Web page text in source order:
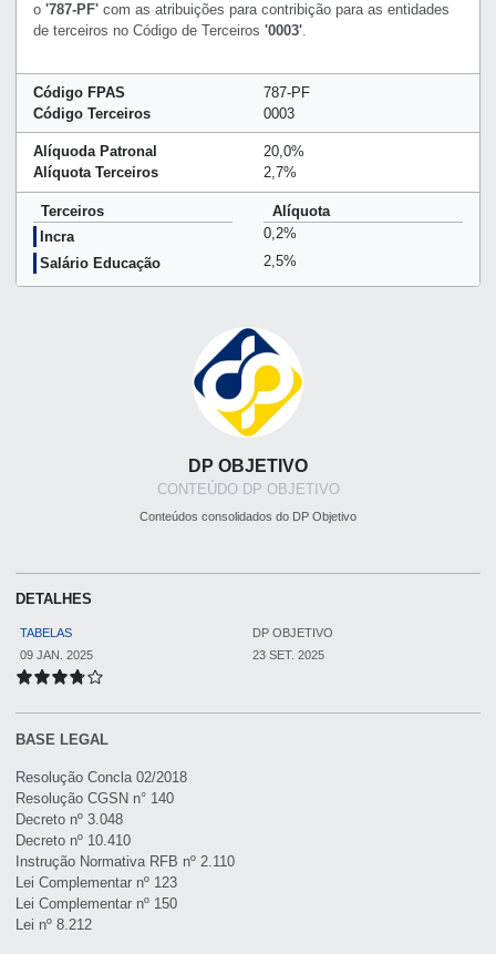
DP OBJETIVO
CONTEÚDO DP OBJETIVO
Conteúdos consolidados do DP Objetivo
BASE LEGAL
Resolução Concla 02/2018
Resolução CGSN n° 140
Decreto nº 3.048
Decreto nº 10.410
Instrução Normativa RFB nº 2.110
Lei Complementar nº 123
Lei Complementar nº 150
Lei nº 8.212
DETALHES
TABELAS
DP OBJETIVO
09 JAN. 2025
23 SET. 2025
o '787-PF'com as atribuições para contribição para as entidades
de terceiros no Código de Terceiros '0003'.
Código FPAS
787-PF
Código Terceiros
0003
Alíquoda Patronal
20,0%
Alíquota Terceiros
2,7%
Terceiros
Alíquota
Incra
0,2%
Salário Educação
2,5%